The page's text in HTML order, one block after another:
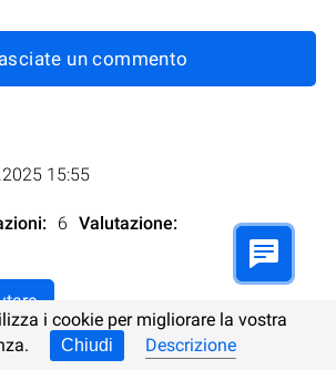
un commento
15:55
6 Valutazione:
Tedesco Spagnolo
i cookie per migliorare la vostra
Chiudi Descrizione